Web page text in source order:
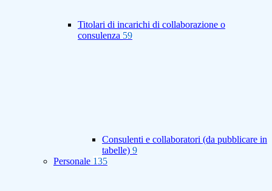
Titolari di incarichi di collaborazione o
consulenza 59
Consulenti e collaboratori (da pubblicare in
tabelle) 9
Personale 135